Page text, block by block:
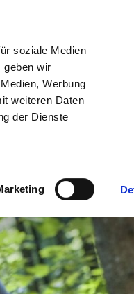
soziale Medien
geben wir
Werbung
weiteren Daten
der Dienste